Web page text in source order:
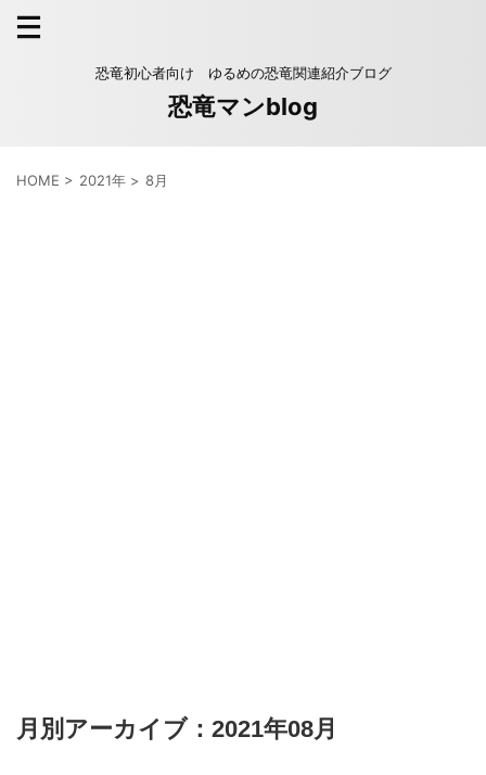
恐竜初心者向け ゆるめの恐竜関連紹介ブログ
恐竜マンblog
HOME > 2021年 > 8月
月別アーカイブ：2021年08月